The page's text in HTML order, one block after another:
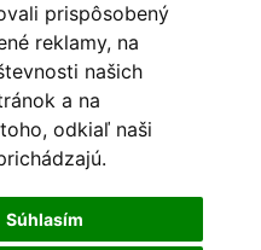
prispôsobený
reklamy, na
našich
a na
odkiaľ naši
Súhlasím
sa dovozom a
aj štýlového
u Berouna
Poruba